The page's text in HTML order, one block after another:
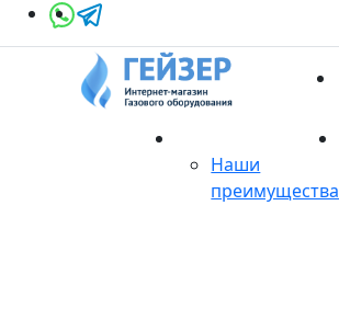
Наши
преимущества